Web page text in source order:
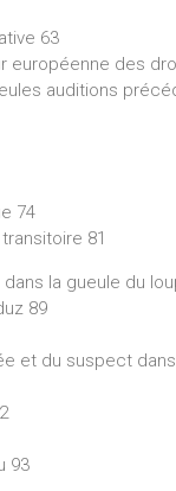
63
des
auditions
74
81
la gueule du
89
et du suspect
93